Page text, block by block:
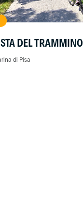
DEL TRAMMINO
di Pisa